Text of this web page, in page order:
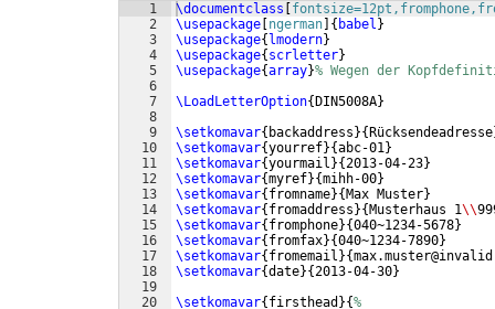
1
2
3
4
5
6
7
8
9
10
11
12
13
14
15
16
17
18
19
20
\documentclass
\usepackage ngerman { babel }
\usepackage{ lmodern}
\usepackage{ scrletter}
\usepackage{array}% Wegen der
\LoadLetterOption{ DIN5008A}
\setkomavar{ backaddress }{ Rücksendeadresse
\setkomavar{yourref}{abc-01}
\setkomavar{yourmail }{2013-04-23}
\setkomavar{myref}{mihh-00}
\setkomavar{ fromname}{ Max Muster}
\setkomavar{ fromaddress }{ Musterhaus 1\\
\setkomavar{ fromphone}{040~1234-5678}
\setkomavar{ fromfax}{040~1234-7890}
\setkomavar{ fromemail }{
\setkomavar{date}{2013-04-30}
\setkomavar{ firsthead }{%